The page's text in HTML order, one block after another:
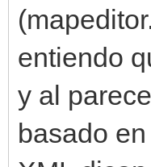
entiendo
y al
basado